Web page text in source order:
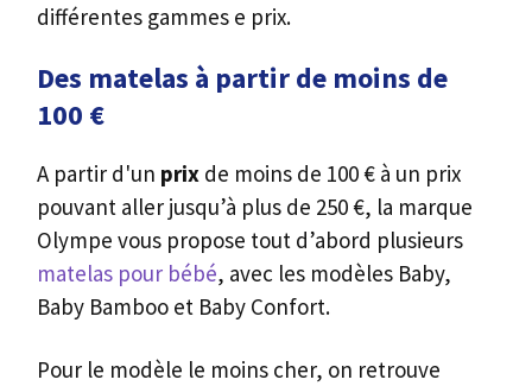
différentes gammes e prix.
Des matelas à partir de moins de
100 €
A partir d'un prix de moins de 100 € à un prix
pouvant aller jusqu’à plus de 250 €, la marque
Olympe vous propose tout d’abord plusieurs
matelas pour bébé, avec les modèles Baby,
Baby Bamboo et Baby Confort.
Pour le modèle le moins cher, on retrouve